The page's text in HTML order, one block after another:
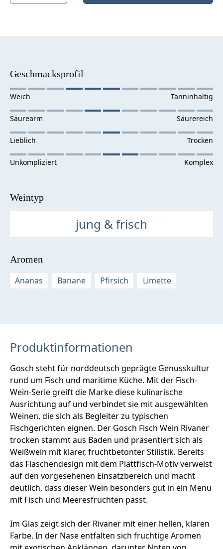
Geschmacksprofil
Weintyp
jung & frisch
Aromen
Ananas
Banane Pfirsich Limette
Produktinformationen
Gosch steht für norddeutsch geprägte Genusskultur
rund um Fisch und maritime Küche. Mit der Fisch-
Wein-Serie greift die Marke diese kulinarische
Ausrichtung auf und verbindet sie mit ausgewählten
Weinen, die sich als Begleiter zu typischen
Fischgerichten eignen. Der Gosch Fisch Wein Rivaner
trocken stammt aus Baden und präsentiert sich als
Weißwein mit klarer, fruchtbetonter Stilistik. Bereits
das Flaschendesign mit dem Plattfisch-Motiv verweist
auf den vorgesehenen Einsatzbereich und macht
deutlich, dass dieser Wein besonders gut in ein Menü
mit Fisch und Meeresfrüchten passt.
Im Glas zeigt sich der Rivaner mit einer hellen, klaren
Farbe. In der Nase entfalten sich fruchtige Aromen